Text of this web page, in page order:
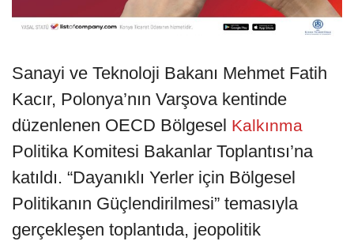
Sanayi ve Teknoloji Bakanı Mehmet Fatih
Kacır, Polonya’nın Varşova kentinde
düzenlenen OECD Bölgesel Kalkınma
Politika Komitesi Bakanlar Toplantısı’na
katıldı. “Dayanıklı Yerler için Bölgesel
Politikanın Güçlendirilmesi” temasıyla
gerçekleşen toplantıda, jeopolitik